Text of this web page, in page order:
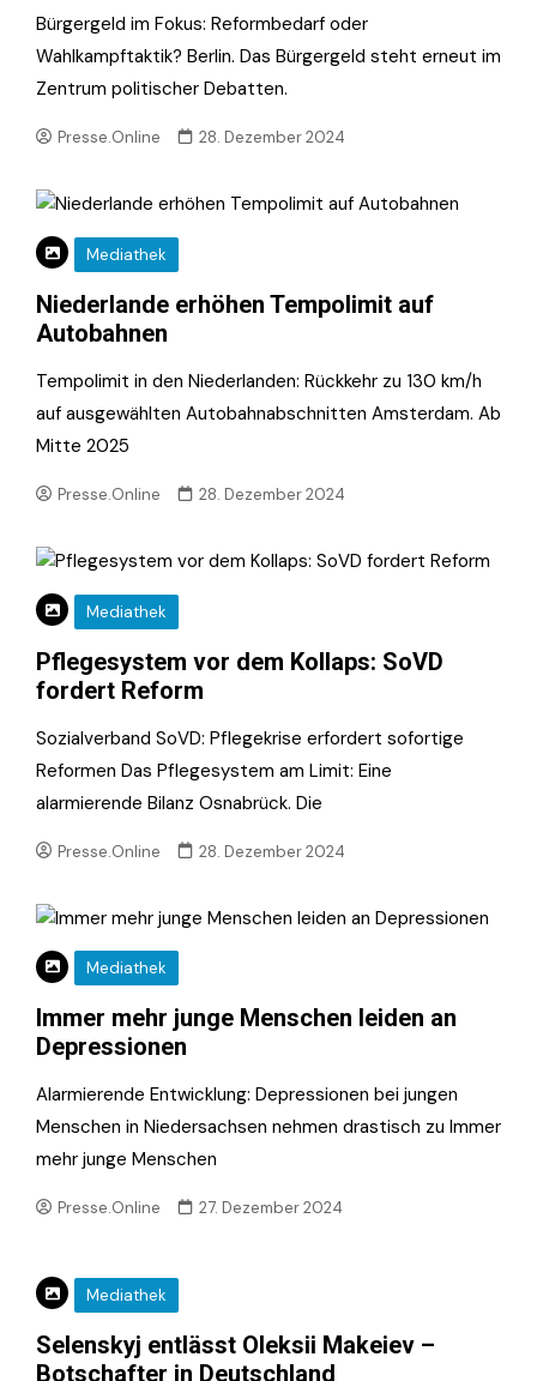
Bürgergeld im Fokus: Reformbedarf oder
Wahlkampftaktik? Berlin. Das Bürgergeld steht erneut im
Zentrum politischer Debatten.
Presse.Online 28. Dezember 2024
Mediathek
Niederlande erhöhen Tempolimit auf
Autobahnen
Tempolimit in den Niederlanden: Rückkehr zu 130 km/h
auf ausgewählten Autobahnabschnitten Amsterdam. Ab
Mitte 2025
Presse.Online 28. Dezember 2024
Mediathek
Pflegesystem vor dem Kollaps: SoVD
fordert Reform
Sozialverband SoVD: Pflegekrise erfordert sofortige
Reformen Das Pflegesystem am Limit: Eine
alarmierende Bilanz Osnabrück. Die
Presse.Online 28. Dezember 2024
Mediathek
Immer mehr junge Menschen leiden an
Depressionen
Alarmierende Entwicklung: Depressionen bei jungen
Menschen in Niedersachsen nehmen drastisch zu Immer
mehr junge Menschen
Presse.Online 27. Dezember 2024
Mediathek
Selenskyj entlässt Oleksii Makeiev –
Botschafter in Deutschland